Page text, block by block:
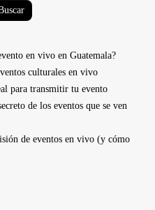
en vivo en Guatemala?
culturales en vivo
para transmitir tu evento
de los eventos que se ven
de eventos en vivo (y cómo